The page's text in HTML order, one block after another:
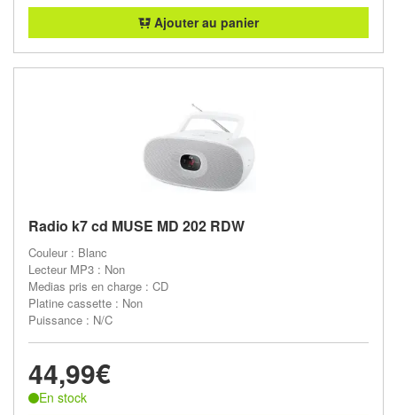
Ajouter au panier
Radio k7 cd MUSE MD 202 RDW
Couleur : Blanc
Lecteur MP3 : Non
Medias pris en charge : CD
Platine cassette : Non
Puissance : N/C
44,99€
En stock